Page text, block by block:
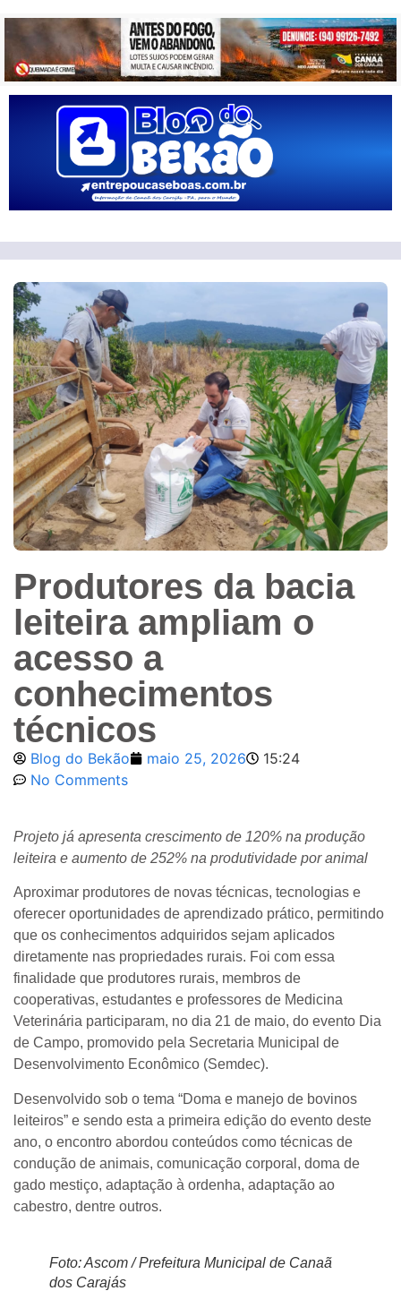
Produtores da bacia
leiteira ampliam o
acesso a
conhecimentos
técnicos
Blog do Bekão maio 25, 2026
15:24
No Comments
Projeto já apresenta crescimento de 120% na produção
leiteira e aumento de 252% na produtividade por animal
Aproximar produtores de novas técnicas, tecnologias e
oferecer oportunidades de aprendizado prático, permitindo
que os conhecimentos adquiridos sejam aplicados
diretamente nas propriedades rurais. Foi com essa
finalidade que produtores rurais, membros de
cooperativas, estudantes e professores de Medicina
Veterinária participaram, no dia 21 de maio, do evento Dia
de Campo, promovido pela Secretaria Municipal de
Desenvolvimento Econômico (Semdec).
Desenvolvido sob o tema “Doma e manejo de bovinos
leiteiros” e sendo esta a primeira edição do evento deste
ano, o encontro abordou conteúdos como técnicas de
condução de animais, comunicação corporal, doma de
gado mestiço, adaptação à ordenha, adaptação ao
cabestro, dentre outros.
Foto: Ascom / Prefeitura Municipal de Canaã
dos Carajás